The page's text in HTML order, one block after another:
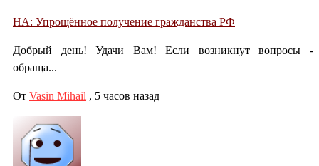
НА: Упрощённое получение гражданства РФ
Добрый день! Удачи Вам! Если возникнут вопросы -
обраща...
От Vasin Mihail , 5 часов назад